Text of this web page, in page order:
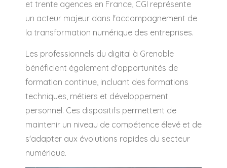
et trente agences en France, CGI représente
un acteur majeur dans l'accompagnement de
la transformation numérique des entreprises.
Les professionnels du digital à Grenoble
bénéficient également d'opportunités de
formation continue, incluant des formations
techniques, métiers et développement
personnel. Ces dispositifs permettent de
maintenir un niveau de compétence élevé et de
s'adapter aux évolutions rapides du secteur
numérique.